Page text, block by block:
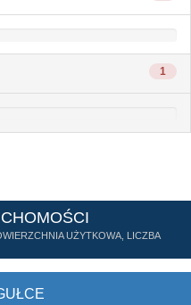
1
UŻYTKOWA, LICZBA